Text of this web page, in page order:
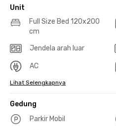
Unit
Full Size Bed 120x200
cm
Jendela arah luar
AC
Lihat Selengkapnya
Gedung
Parkir Mobil